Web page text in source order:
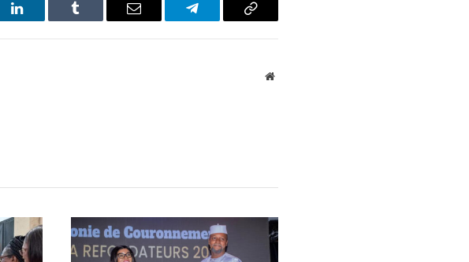
LinkedIn Tumblr Email Telegram Copy
Website